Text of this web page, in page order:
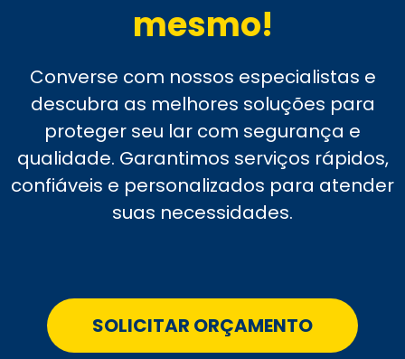
mesmo!
Converse com nossos especialistas e
descubra as melhores soluções para
proteger seu lar com segurança e
qualidade. Garantimos serviços rápidos,
confiáveis e personalizados para atender
suas necessidades.
SOLICITAR ORÇAMENTO